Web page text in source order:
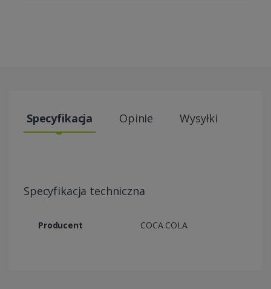
Specyfikacja Opinie Wysyłki
Specyfikacja techniczna
Producent COCA COLA